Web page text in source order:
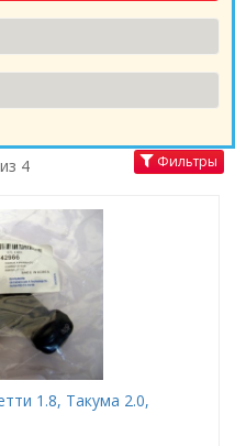
4 Фильтры
1.8, Такума 2.0,